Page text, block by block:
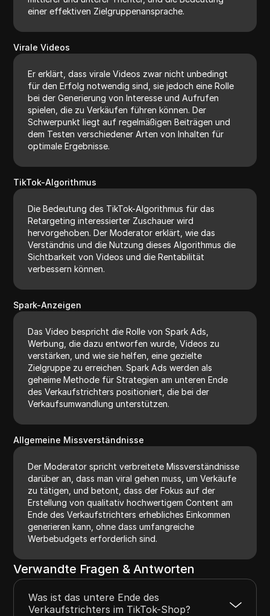
einer effektiven Zielgruppenansprache.
Virale Videos
Er erklärt, dass virale Videos zwar nicht unbedingt
für den Erfolg notwendig sind, sie jedoch eine Rolle
bei der Generierung von Interesse und Aufrufen
spielen, die zu Verkäufen führen können. Der
Schwerpunkt liegt auf regelmäßigen Beiträgen und
dem Testen verschiedener Arten von Inhalten für
optimale Ergebnisse.
TikTok-Algorithmus
Die Bedeutung des TikTok-Algorithmus für das
Retargeting interessierter Zuschauer wird
hervorgehoben. Der Moderator erklärt, wie das
Verständnis und die Nutzung dieses Algorithmus die
Sichtbarkeit von Videos und die Rentabilität
verbessern können.
Spark-Anzeigen
Das Video bespricht die Rolle von Spark Ads,
Werbung, die dazu entworfen wurde, Videos zu
verstärken, und wie sie helfen, eine gezielte
Zielgruppe zu erreichen. Spark Ads werden als
geheime Methode für Strategien am unteren Ende
des Verkaufstrichters positioniert, die bei der
Verkaufsumwandlung unterstützen.
Allgemeine Missverständnisse
Der Moderator spricht verbreitete Missverständnisse
darüber an, dass man viral gehen muss, um Verkäufe
zu tätigen, und betont, dass der Fokus auf der
Erstellung von qualitativ hochwertigem Content am
Ende des Verkaufstrichters erhebliches Einkommen
generieren kann, ohne dass umfangreiche
Werbebudgets erforderlich sind.
Verwandte Fragen & Antworten
Was ist das untere Ende des
Verkaufstrichters im TikTok-Shop?